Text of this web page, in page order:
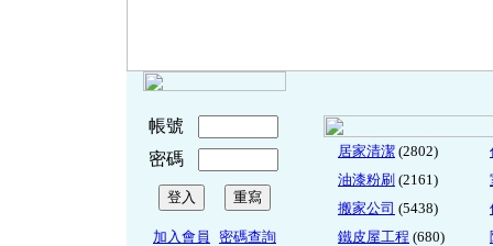
帳號
密碼
加入會員 密碼查詢
居家清潔 (2802)
油漆粉刷 (2161)
搬家公司 (5438)
鐵皮屋工程 (680)